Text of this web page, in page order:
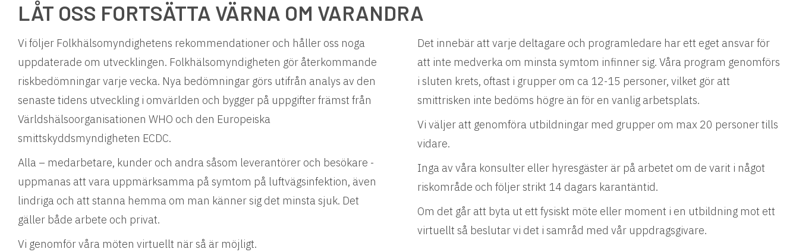
LÅT OSS FORTSÄTTA VÄRNA OM VARANDRA
Vi följer Folkhälsomyndighetens rekommendationer och håller oss noga
uppdaterade om utvecklingen. Folkhälsomyndigheten gör återkommande
riskbedömningar varje vecka. Nya bedömningar görs utifrån analys av den
senaste tidens utveckling i omvärlden och bygger på uppgifter främst från
Världshälsoorganisationen WHO och den Europeiska
smittskyddsmyndigheten ECDC.
Alla – medarbetare, kunder och andra såsom leverantörer och besökare -
uppmanas att vara uppmärksamma på symtom på luftvägsinfektion, även
lindriga och att stanna hemma om man känner sig det minsta sjuk. Det
gäller både arbete och privat.
Vi genomför våra möten virtuellt när så är möjligt.
Det innebär att varje deltagare och programledare har ett eget ansvar för
att inte medverka om minsta symtom infinner sig. Våra program genomförs
i sluten krets, oftast i grupper om ca 12-15 personer, vilket gör att
smittrisken inte bedöms högre än för en vanlig arbetsplats.
Vi väljer att genomföra utbildningar med grupper om max 20 personer tills
vidare.
Inga av våra konsulter eller hyresgäster är på arbetet om de varit i något
riskområde och följer strikt 14 dagars karantäntid.
Om det går att byta ut ett fysiskt möte eller moment i en utbildning mot ett
virtuellt så beslutar vi det i samråd med vår uppdragsgivare.